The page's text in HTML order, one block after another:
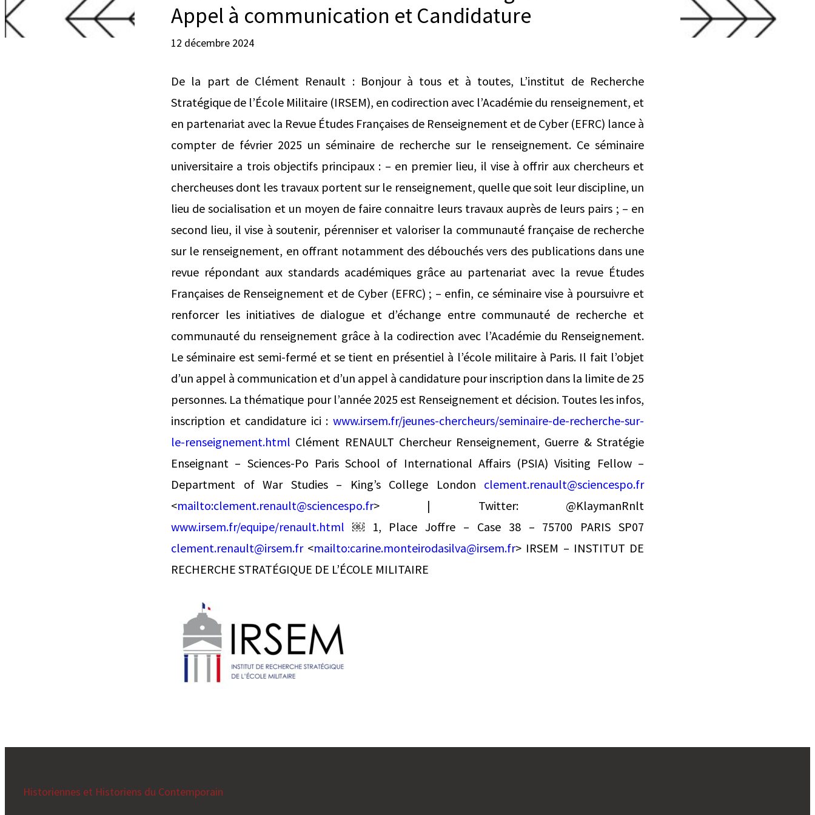
Appel à communication et Candidature
12 décembre 2024
De la part de Clément Renault : Bonjour à tous et à toutes, L’institut de Recherche
Stratégique de l’École Militaire (IRSEM), en codirection avec l’Académie du renseignement, et
en partenariat avec la Revue Études Françaises de Renseignement et de Cyber (EFRC) lance à
compter de février 2025 un séminaire de recherche sur le renseignement. Ce séminaire
universitaire a trois objectifs principaux : – en premier lieu, il vise à offrir aux chercheurs et
chercheuses dont les travaux portent sur le renseignement, quelle que soit leur discipline, un
lieu de socialisation et un moyen de faire connaitre leurs travaux auprès de leurs pairs ; – en
second lieu, il vise à soutenir, pérenniser et valoriser la communauté française de recherche
sur le renseignement, en offrant notamment des débouchés vers des publications dans une
revue répondant aux standards académiques grâce au partenariat avec la revue Études
Françaises de Renseignement et de Cyber (EFRC) ; – enfin, ce séminaire vise à poursuivre et
renforcer les initiatives de dialogue et d’échange entre communauté de recherche et
communauté du renseignement grâce à la codirection avec l’Académie du Renseignement.
Le séminaire est semi-fermé et se tient en présentiel à l’école militaire à Paris. Il fait l’objet
d’un appel à communication et d’un appel à candidature pour inscription dans la limite de 25
personnes. La thématique pour l’année 2025 est Renseignement et décision. Toutes les infos,
inscription et candidature ici : www.irsem.fr/jeunes-chercheurs/seminaire-de-recherche-sur-
le-renseignement.html Clément RENAULT Chercheur Renseignement, Guerre & Stratégie
Enseignant – Sciences-Po Paris School of International Affairs (PSIA) Visiting Fellow –
Department of War Studies – King’s College London clement.renault@sciencespo.fr
<mailto:clement.renault@sciencespo.fr> | Twitter: @KlaymanRnlt
www.irsem.fr/equipe/renault.html ￼ 1, Place Joffre – Case 38 – 75700 PARIS SP07
clement.renault@irsem.fr<mailto:carine.monteirodasilva@irsem.fr> IRSEM – INSTITUT DE
RECHERCHE STRATÉGIQUE DE L’ÉCOLE MILITAIRE
Historiennes et Historiens du Contemporain